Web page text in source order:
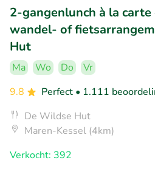
2-gangenlunch à la
wandel- of
Hut
Ma Wo Do
Vr
9.8
Perfect • 1.111
De Wildse Hut
Maren-Kessel (4km)
Verkocht: 392